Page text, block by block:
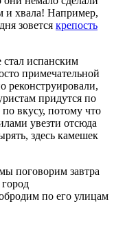
и хвала! Например,
зовется крепость
стал испанским
примечательной
реконструировали,
придутся по
вкусу, потому что
увезти отсюда
здесь камешек
поговорим завтра
по его улицам